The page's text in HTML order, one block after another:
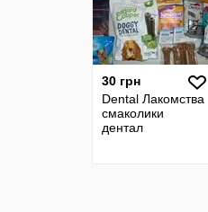
30 грн
Dental Лакомства
смаколики
дентал